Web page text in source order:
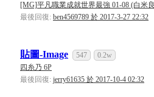
[MG]平凡職業成就世界最強 01-08 (白米
最後回復: ben4569789 於 2017-3-27 22:32
貼圖-Image 547
0.2w
四糸乃 6P
最後回復: jerry61635 於 2017-10-4 02:32